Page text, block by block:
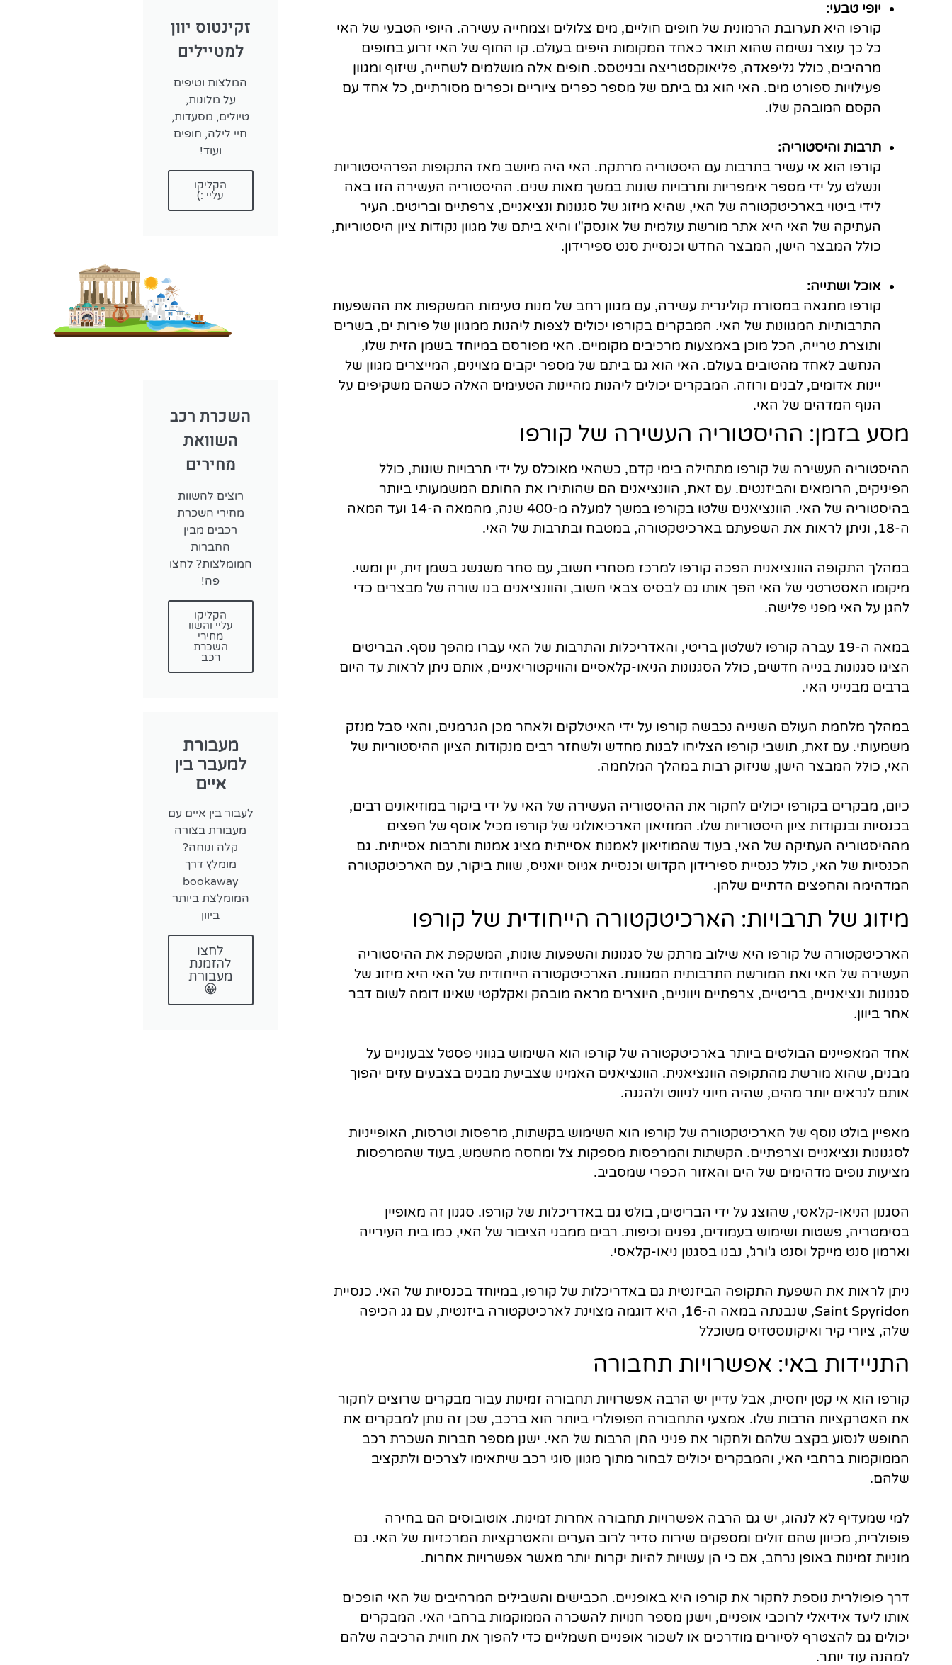
יופי טבעי:
קורפו היא תערובת הרמונית של חופים חוליים, מים צלולים וצמחייה עשירה. היופי הטבעי של האי
כל כך עוצר נשימה שהוא תואר כאחד המקומות היפים בעולם. קו החוף של האי זרוע בחופים
מרהיבים, כולל גליפאדה, פליאוקסטריצה ובניטסס. חופים אלה מושלמים לשחייה, שיזוף ומגוון
פעילויות ספורט מים. האי הוא גם ביתם של מספר כפרים ציוריים וכפרים מסורתיים, כל אחד עם
הקסם המובהק שלו.
תרבות והיסטוריה:
קורפו הוא אי עשיר בתרבות עם היסטוריה מרתקת. האי היה מיושב מאז התקופות הפרהיסטוריות
ונשלט על ידי מספר אימפריות ותרבויות שונות במשך מאות שנים. ההיסטוריה העשירה הזו באה
לידי ביטוי בארכיטקטורה של האי, שהיא מיזוג של סגנונות ונציאניים, צרפתיים ובריטים. העיר
העתיקה של האי היא אתר מורשת עולמית של אונסק"ו והיא ביתם של מגוון נקודות ציון היסטוריות,
כולל המבצר הישן, המבצר החדש וכנסיית סנט ספירידון.
אוכל ושתייה:
קורפו מתגאה במסורת קולינרית עשירה, עם מגוון רחב של מנות טעימות המשקפות את ההשפעות
התרבותיות המגוונות של האי. המבקרים בקורפו יכולים לצפות ליהנות ממגוון של פירות ים, בשרים
ותוצרת טרייה, הכל מוכן באמצעות מרכיבים מקומיים. האי מפורסם במיוחד בשמן הזית שלו,
הנחשב לאחד מהטובים בעולם. האי הוא גם ביתם של מספר יקבים מצוינים, המייצרים מגוון של
יינות אדומים, לבנים ורוזה. המבקרים יכולים ליהנות מהיינות הטעימים האלה כשהם משקיפים על
הנוף המדהים של האי.
מסע בזמן: ההיסטוריה העשירה של קורפו
ההיסטוריה העשירה של קורפו מתחילה בימי קדם, כשהאי מאוכלס על ידי תרבויות שונות, כולל
הפיניקים, הרומאים והביזנטים. עם זאת, הוונציאנים הם שהותירו את החותם המשמעותי ביותר
בהיסטוריה של האי. הוונציאנים שלטו בקורפו במשך למעלה מ-400 שנה, מהמאה ה-14 ועד המאה
ה-18, וניתן לראות את השפעתם בארכיטקטורה, במטבח ובתרבות של האי.
במהלך התקופה הוונציאנית הפכה קורפו למרכז מסחרי חשוב, עם סחר משגשג בשמן זית, יין ומשי.
מיקומו האסטרטגי של האי הפך אותו גם לבסיס צבאי חשוב, והוונציאנים בנו שורה של מבצרים כדי
להגן על האי מפני פלישה.
במאה ה-19 עברה קורפו לשלטון בריטי, והאדריכלות והתרבות של האי עברו מהפך נוסף. הבריטים
הציגו סגנונות בנייה חדשים, כולל הסגנונות הניאו-קלאסיים והוויקטוריאניים, אותם ניתן לראות עד היום
ברבים מבנייני האי.
במהלך מלחמת העולם השנייה נכבשה קורפו על ידי האיטלקים ולאחר מכן הגרמנים, והאי סבל מנזק
משמעותי. עם זאת, תושבי קורפו הצליחו לבנות מחדש ולשחזר רבים מנקודות הציון ההיסטוריות של
האי, כולל המבצר הישן, שניזוק רבות במהלך המלחמה.
כיום, מבקרים בקורפו יכולים לחקור את ההיסטוריה העשירה של האי על ידי ביקור במוזיאונים רבים,
בכנסיות ובנקודות ציון היסטוריות שלו. המוזיאון הארכיאולוגי של קורפו מכיל אוסף של חפצים
מההיסטוריה העתיקה של האי, בעוד שהמוזיאון לאמנות אסייתית מציג אמנות ותרבות אסייתית. גם
הכנסיות של האי, כולל כנסיית ספירידון הקדוש וכנסיית אגיוס יואניס, שוות ביקור, עם הארכיטקטורה
המדהימה והחפצים הדתיים שלהן.
מיזוג של תרבויות: הארכיטקטורה הייחודית של קורפו
הארכיטקטורה של קורפו היא שילוב מרתק של סגנונות והשפעות שונות, המשקפת את ההיסטוריה
העשירה של האי ואת המורשת התרבותית המגוונת. הארכיטקטורה הייחודית של האי היא מיזוג של
סגנונות ונציאניים, בריטיים, צרפתיים ויווניים, היוצרים מראה מובהק ואקלקטי שאינו דומה לשום דבר
אחר ביוון.
אחד המאפיינים הבולטים ביותר בארכיטקטורה של קורפו הוא השימוש בגווני פסטל צבעוניים על
מבנים, שהוא מורשת מהתקופה הוונציאנית. הוונציאנים האמינו שצביעת מבנים בצבעים עזים יהפוך
אותם לנראים יותר מהים, שהיה חיוני לניווט ולהגנה.
מאפיין בולט נוסף של הארכיטקטורה של קורפו הוא השימוש בקשתות, מרפסות וטרסות, האופייניות
לסגנונות ונציאניים וצרפתיים. הקשתות והמרפסות מספקות צל ומחסה מהשמש, בעוד שהמרפסות
מציעות נופים מדהימים של הים והאזור הכפרי שמסביב.
הסגנון הניאו-קלאסי, שהוצג על ידי הבריטים, בולט גם באדריכלות של קורפו. סגנון זה מאופיין
בסימטריה, פשטות ושימוש בעמודים, גפנים וכיפות. רבים ממבני הציבור של האי, כמו בית העירייה
וארמון סנט מייקל וסנט ג'ורג', נבנו בסגנון ניאו-קלאסי.
ניתן לראות את השפעת התקופה הביזנטית גם באדריכלות של קורפו, במיוחד בכנסיות של האי. כנסיית
Saint Spyridon, שנבנתה במאה ה-16, היא דוגמה מצוינת לארכיטקטורה ביזנטית, עם גג הכיפה
שלה, ציורי קיר ואיקונוסטזיס משוכלל
התניידות באי: אפשרויות תחבורה
קורפו הוא אי קטן יחסית, אבל עדיין יש הרבה אפשרויות תחבורה זמינות עבור מבקרים שרוצים לחקור
את האטרקציות הרבות שלו. אמצעי התחבורה הפופולרי ביותר הוא ברכב, שכן זה נותן למבקרים את
החופש לנסוע בקצב שלהם ולחקור את פניני החן הרבות של האי. ישנן מספר חברות השכרת רכב
הממוקמות ברחבי האי, והמבקרים יכולים לבחור מתוך מגוון סוגי רכב שיתאימו לצרכים ולתקציב
שלהם.
למי שמעדיף לא לנהוג, יש גם הרבה אפשרויות תחבורה אחרות זמינות. אוטובוסים הם בחירה
פופולרית, מכיוון שהם זולים ומספקים שירות סדיר לרוב הערים והאטרקציות המרכזיות של האי. גם
מוניות זמינות באופן נרחב, אם כי הן עשויות להיות יקרות יותר מאשר אפשרויות אחרות.
דרך פופולרית נוספת לחקור את קורפו היא באופניים. הכבישים והשבילים המרהיבים של האי הופכים
אותו ליעד אידיאלי לרוכבי אופניים, וישנן מספר חנויות להשכרה הממוקמות ברחבי האי. המבקרים
יכולים גם להצטרף לסיורים מודרכים או לשכור אופניים חשמליים כדי להפוך את חווית הרכיבה שלהם
למהנה עוד יותר.
זקינטוס יוון
למטיילים
המלצות וטיפים
על מלונות,
טיולים, מסעדות,
חיי לילה, חופים
ועוד!
הקליקו
עליי :)
השכרת רכב
השוואת
מחירים
רוצים להשוות
מחירי השכרת
רכבים מבין
החברות
המומלצות? לחצו
פה!
הקליקו
עליי והשוו
מחירי
השכרת
רכב
מעבורת
למעבר בין
איים
לעבור בין איים עם
מעבורת בצורה
קלה ונוחה?
מומלץ דרך
bookaway
המומלצת ביותר
ביוון
לחצו
להזמנת
מעבורת
😀